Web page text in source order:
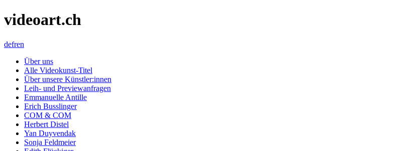
videoart.ch
defren
Über uns
Alle Videokunst-Titel
Über unsere Künstler:innen
Leih- und Previewanfragen
Emmanuelle Antille
Erich Busslinger
COM & COM
Herbert Distel
Yan Duyvendak
Sonja Feldmeier